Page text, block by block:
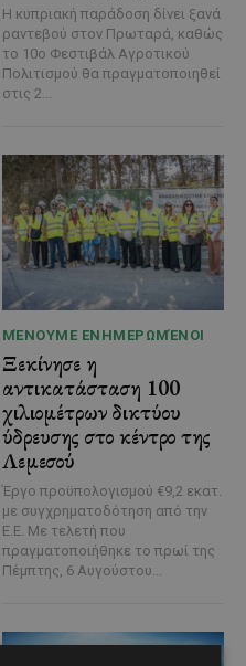
Η κυπριακή παράδοση δίνει ξανά
ραντεβού στον Πρωταρά, καθώς
το 10ο Φεστιβάλ Αγροτικού
Πολιτισμού θα πραγματοποιηθεί
στις 2...
ΜΈΝΟΥΜΕ ΕΝΗΜΕΡΩΜΈΝΟΙ
Ξεκίνησε η
αντικατάσταση 100
χιλιομέτρων δικτύου
ύδρευσης στο κέντρο της
Λεμεσού
Έργο προϋπολογισμού €9,2 εκατ.
με συγχρηματοδότηση από την
Ε.Ε. Με τελετή που
πραγματοποιήθηκε το πρωί της
Πέμπτης, 6 Αυγούστου...